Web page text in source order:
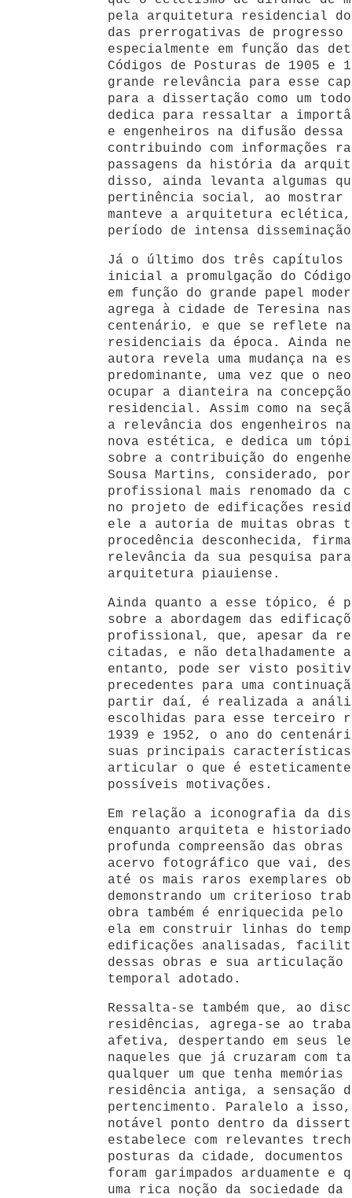
pela arquitetura residencial
das prerrogativas de progresso
especialmente em função das
Códigos de Posturas de 1905 e
grande relevância para esse
para a dissertação como um
dedica para ressaltar a
e engenheiros na difusão
contribuindo com informações
passagens da história da
disso, ainda levanta algumas
pertinência social, ao
manteve a arquitetura eclética,
período de intensa
Já o último dos três capítulos
inicial a promulgação do
em função do grande papel
agrega à cidade de Teresina
centenário, e que se reflete
residenciais da época. Ainda
autora revela uma mudança na
predominante, uma vez que o
ocupar a dianteira na
residencial. Assim como na
a relevância dos engenheiros
nova estética, e dedica um
sobre a contribuição do
Sousa Martins, considerado,
profissional mais renomado da
no projeto de edificações
ele a autoria de muitas obras
procedência desconhecida,
relevância da sua pesquisa
arquitetura piauiense.
Ainda quanto a esse tópico, é
sobre a abordagem das
profissional, que, apesar da
citadas, e não detalhadamente
entanto, pode ser visto
precedentes para uma
partir daí, é realizada a
escolhidas para esse terceiro
1939 e 1952, o ano do
suas principais características,
articular o que é esteticamente
possíveis motivações.
Em relação a iconografia da
enquanto arquiteta e
profunda compreensão das
acervo fotográfico que vai,
até os mais raros exemplares
demonstrando um criterioso
obra também é enriquecida
ela em construir linhas do
edificações analisadas,
dessas obras e sua
temporal adotado.
Ressalta-se também que, ao
residências, agrega-se ao
afetiva, despertando em seus
naqueles que já cruzaram com
qualquer um que tenha
residência antiga, a sensação
pertencimento. Paralelo a
notável ponto dentro da
estabelece com relevantes
posturas da cidade,
foram garimpados arduamente
uma rica noção da sociedade da